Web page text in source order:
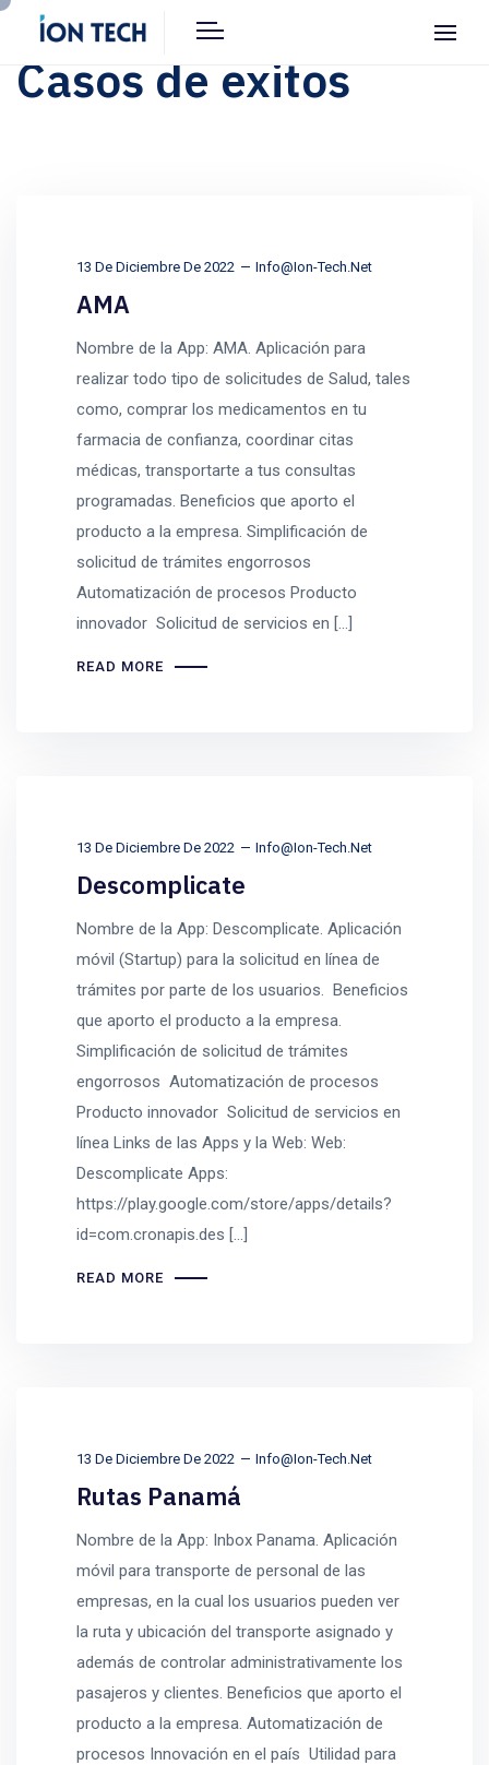
Casos de exitos
13 De Diciembre De 2022 Info@ion-Tech.net
AMA
Nombre de la App: AMA. Aplicación para
realizar todo tipo de solicitudes de Salud, tales
como, comprar los medicamentos en tu
farmacia de confianza, coordinar citas
médicas, transportarte a tus consultas
programadas. Beneficios que aporto el
producto a la empresa. Simplificación de
solicitud de trámites engorrosos
Automatización de procesos Producto
innovador Solicitud de servicios en […]
READ MORE
13 De Diciembre De 2022 Info@ion-Tech.net
Descomplicate
Nombre de la App: Descomplicate. Aplicación
móvil (Startup) para la solicitud en línea de
trámites por parte de los usuarios. Beneficios
que aporto el producto a la empresa.
Simplificación de solicitud de trámites
engorrosos Automatización de procesos
Producto innovador Solicitud de servicios en
línea Links de las Apps y la Web: Web:
Descomplicate Apps:
https://play.google.com/store/apps/details?
id=com.cronapis.des […]
READ MORE
13 De Diciembre De 2022 Info@ion-Tech.net
Rutas Panamá
Nombre de la App: Inbox Panama. Aplicación
móvil para transporte de personal de las
empresas, en la cual los usuarios pueden ver
la ruta y ubicación del transporte asignado y
además de controlar administrativamente los
pasajeros y clientes. Beneficios que aporto el
producto a la empresa. Automatización de
procesos Innovación en el país Utilidad para